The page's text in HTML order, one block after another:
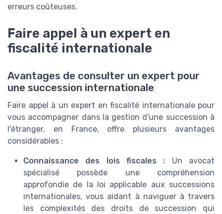
erreurs coûteuses.
Faire appel à un expert en
fiscalité internationale
Avantages de consulter un expert pour
une succession internationale
Faire appel à un expert en fiscalité internationale pour
vous accompagner dans la gestion d'une succession à
l'étranger, en France, offre plusieurs avantages
considérables :
Connaissance des lois fiscales : Un avocat
spécialisé possède une compréhension
approfondie de la loi applicable aux successions
internationales, vous aidant à naviguer à travers
les complexités des droits de succession qui